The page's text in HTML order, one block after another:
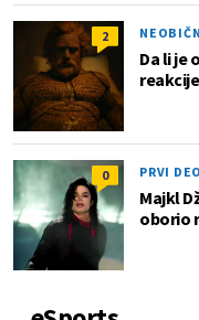
2
Da li je
0 PRVI
Majkl
oborio